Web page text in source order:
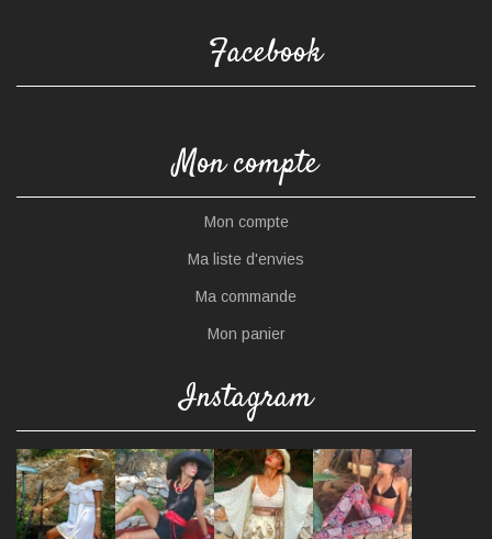
Facebook
Mon compte
Mon compte
Ma liste d'envies
Ma commande
Mon panier
Instagram